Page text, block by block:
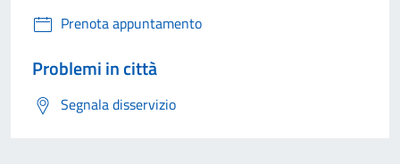
Prenota appuntamento
Problemi in città
Segnala disservizio